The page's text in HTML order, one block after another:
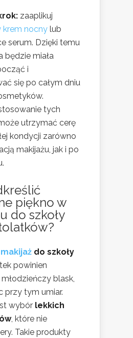
zaaplikuj
krem nocny lub
serum. Dzięki temu
będzie miała
i
się po całym dniu
tych
utrzymać cerę
kondycji zarówno
makijażu, jak i po
piękno w
do szkoły
do szkoły
powinien
blask,
przy tym umiar.
wybór lekkich
, które nie
Takie produkty